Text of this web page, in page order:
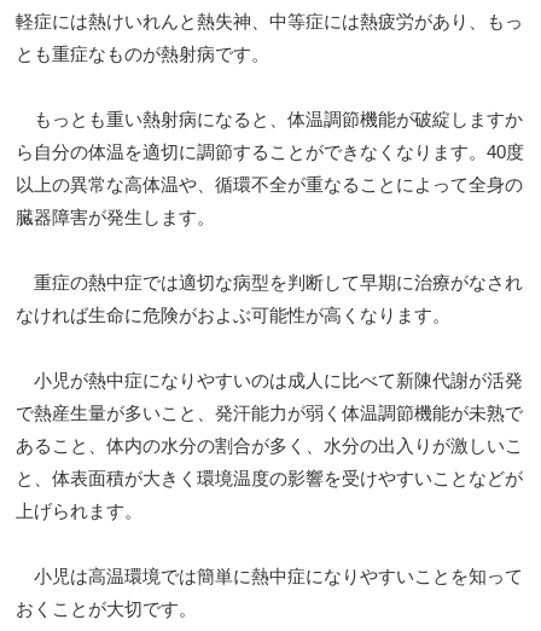
軽症には熱けいれんと熱失神、中等症には熱疲労があり、もっ
とも重症なものが熱射病です。
もっとも重い熱射病になると、体温調節機能が破綻しますか
ら自分の体温を適切に調節することができなくなります。40度
以上の異常な高体温や、循環不全が重なることによって全身の
臓器障害が発生します。
重症の熱中症では適切な病型を判断して早期に治療がなされ
なければ生命に危険がおよぶ可能性が高くなります。
小児が熱中症になりやすいのは成人に比べて新陳代謝が活発
で熱産生量が多いこと、発汗能力が弱く体温調節機能が未熟で
あること、体内の水分の割合が多く、水分の出入りが激しいこ
と、体表面積が大きく環境温度の影響を受けやすいことなどが
上げられます。
小児は高温環境では簡単に熱中症になりやすいことを知って
おくことが大切です。